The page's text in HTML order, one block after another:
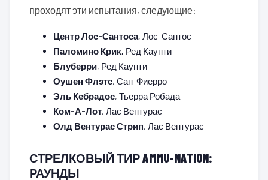
проходят эти испытания, следующие:
Центр Лос-Сантоса, Лос-Сантос
Паломино Крик, Ред Каунти
Блуберри, Ред Каунти
Оушен Флэтс, Сан-Фиерро
Эль Кебрадос, Тьерра Робада
Ком-А-Лот, Лас Вентурас
Олд Вентурас Стрип, Лас Вентурас
СТРЕЛКОВЫЙ ТИР AMMU-NATION:
РАУНДЫ